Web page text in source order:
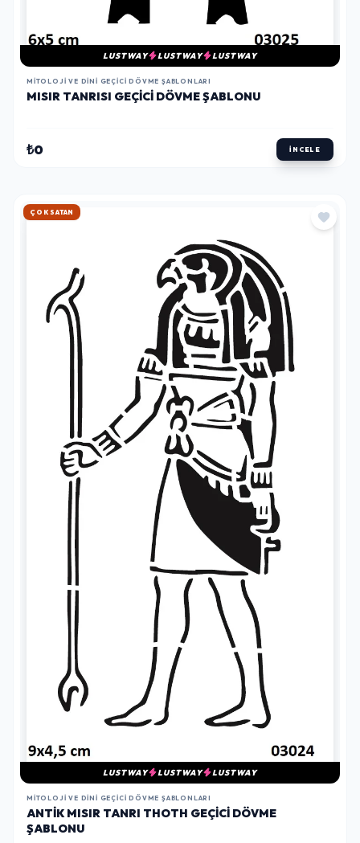
LUSTWAY LUSTWAY LUSTWAY
MITOLOJI VE DINI GEÇICI DÖVME ŞABLONLARI
MISIR TANRISI GEÇICI DÖVME ŞABLONU
₺0 İNCELE
HIZLI KARGO
LUSTWAY LUSTWAY LUSTWAY
MITOLOJI VE DINI GEÇICI DÖVME ŞABLONLARI
ANTIK MISIR TANRI THOTH GEÇICI DÖVME
ŞABLONU